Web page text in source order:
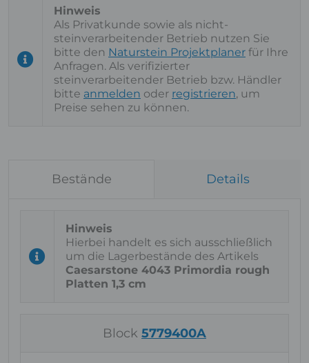
Als Privatkunde sowie als nicht-
steinverarbeitender Betrieb nutzen Sie
bitte den Naturstein Projektplaner für Ihre
Anfragen. Als verifizierter
steinverarbeitender Betrieb bzw. Händler
bitte anmelden oder registrieren, um
Preise sehen zu können.
Bestände Details
Hierbei handelt es sich ausschließlich
um die Lagerbestände des Artikels
Caesarstone 4043 Primordia rough
Platten 1,3 cm
Block 5779400A